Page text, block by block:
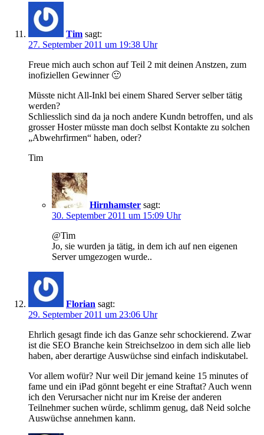
Tim sagt:
27. September 2011 um 19:38 Uhr
Freue mich auch schon auf Teil 2 mit deinen Anstzen, zum
inofiziellen Gewinner 🙂
Müsste nicht All-Inkl bei einem Shared Server selber tätig
werden?
Schliesslich sind da ja noch andere Kundn betroffen, und als
grosser Hoster müsste man doch selbst Kontakte zu solchen
„Abwehrfirmen“ haben, oder?
Tim
Hirnhamster sagt:
30. September 2011 um 15:09 Uhr
@Tim
Jo, sie wurden ja tätig, in dem ich auf nen eigenen
Server umgezogen wurde..
Florian sagt:
29. September 2011 um 23:06 Uhr
Ehrlich gesagt finde ich das Ganze sehr schockierend. Zwar
ist die SEO Branche kein Streichselzoo in dem sich alle lieb
haben, aber derartige Auswüchse sind einfach indiskutabel.
Vor allem wofür? Nur weil Dir jemand keine 15 minutes of
fame und ein iPad gönnt begeht er eine Straftat? Auch wenn
ich den Verursacher nicht nur im Kreise der anderen
Teilnehmer suchen würde, schlimm genug, daß Neid solche
Auswüchse annehmen kann.